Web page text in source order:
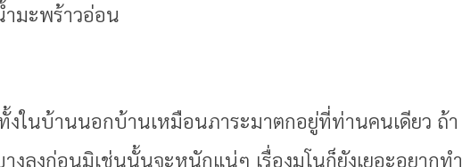
มะพร้าวอ่อน
งในบ้านนอกบ้านเหมือนภาระมาตกอยู่ที่ท่านคนเดียว ถ้า
งลงก่อนมิเช่นนั้นจะหนักแน่ๆ เรื่องมโนก็ยังเยอะอยากทำ